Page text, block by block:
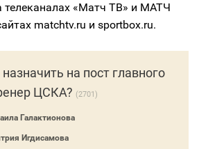
телеканалах «Матч ТВ» и МАТЧ
matchtv.ru и sportbox.ru.
на пост главного
ЦСКА?
2701
Галактионова
Игдисамова